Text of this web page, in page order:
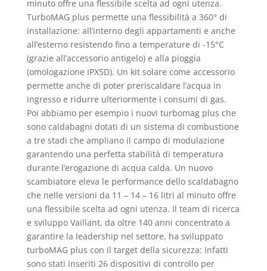
minuto offre una flessibile scelta ad ogni utenza.
TurboMAG plus permette una flessibilità a 360° di
installazione: all’interno degli appartamenti e anche
all’esterno resistendo fino a temperature di -15°C
(grazie all’accessorio antigelo) e alla pioggia
(omologazione IPX5D). Un kit solare come accessorio
permette anche di poter preriscaldare l’acqua in
ingresso e ridurre ulteriormente i consumi di gas.
Poi abbiamo per esempio i nuovi turbomag plus che
sono caldabagni dotati di un sistema di combustione
a tre stadi che ampliano il campo di modulazione
garantendo una perfetta stabilità di temperatura
durante l’erogazione di acqua calda. Un nuovo
scambiatore eleva le performance dello scaldabagno
che nelle versioni da 11 – 14 – 16 litri al minuto offre
una flessibile scelta ad ogni utenza. Il team di ricerca
e sviluppo Vaillant, da oltre 140 anni concentrato a
garantire la leadership nel settore, ha sviluppato
turboMAG plus con il target della sicurezza: infatti
sono stati inseriti 26 dispositivi di controllo per